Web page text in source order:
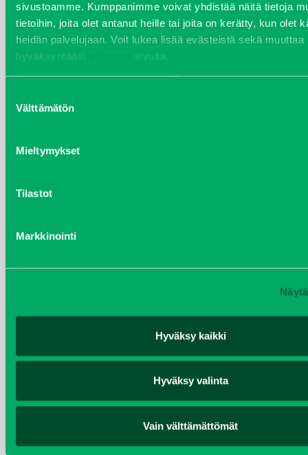
sivustoamme. Kumppanimme voivat yhdistää näitä tietoja
tietoihin, joita olet antanut heille tai joita on kerätty, kun olet
heidän palvelujaan. Voit lukea lisää evästeistä sekä muuttaa
hyväksyntääsi
sivulta.
valinta
Välttämätön
Mieltymykset
Tilastot
Markkinointi
Hyväksy kaikki
Hyväksy valinta
Vain välttämättömät
MOOTTORIÖLJY MOBIL DELVAC XHP ESP
10W-40, 20 LITRAN KANNU
Kirjaudu sisään nähdäksesi hinnat.